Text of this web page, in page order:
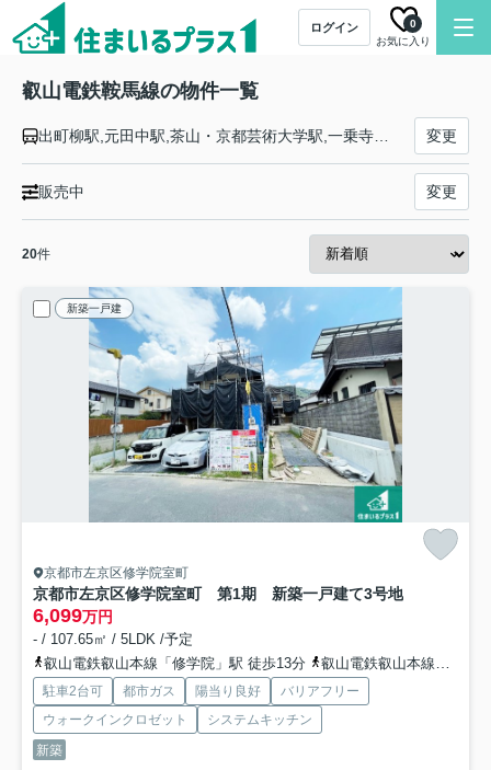
ログイン
お気に入り
0
叡山電鉄鞍馬線の物件一覧
変更
販売中 変更
20件
新築一戸建
京都市左京区修学院室町
京都市左京区修学院室町 第1期 新築一戸建て3号地
6,099万円
- / 107.65㎡ / 5LDK /予定
叡山電鉄叡山本線「修学院」駅 徒歩13分
叡山電鉄叡山本線「宝ケ池」駅 徒歩13分
駐車2台可 都市ガス 陽当り良好
バリアフリー
ウォークインクロゼット
システムキッチン
新築